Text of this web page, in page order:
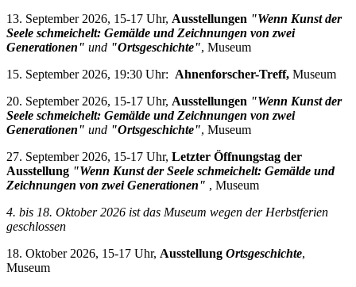
13. September 2026, 15-17 Uhr, Ausstellungen "Wenn Kunst der
Seele schmeichelt: Gemälde und Zeichnungen von zwei
Generationen" und "Ortsgeschichte", Museum
15. September 2026, 19:30 Uhr: Ahnenforscher-Treff, Museum
20. September 2026, 15-17 Uhr, Ausstellungen "Wenn Kunst der
Seele schmeichelt: Gemälde und Zeichnungen von zwei
Generationen" und "Ortsgeschichte", Museum
27. September 2026, 15-17 Uhr, Letzter Öffnungstag der
Ausstellung "Wenn Kunst der Seele schmeichelt: Gemälde und
Zeichnungen von zwei Generationen" , Museum
4. bis 18. Oktober 2026 ist das Museum wegen der Herbstferien
geschlossen
18. Oktober 2026, 15-17 Uhr, Ausstellung Ortsgeschichte,
Museum